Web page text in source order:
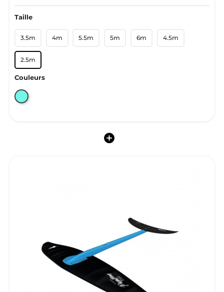
Taille
3.5m 4m 5.5m 5m 6m 4.5m
2.5m
Couleurs